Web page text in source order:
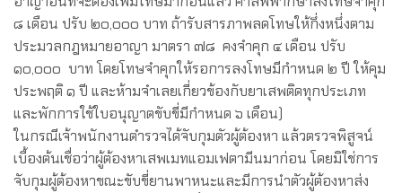
๘ เดือน ปรับ ๒๐,๐๐๐ บาท ถ้ารับสารภาพลดโทษให้กึ่งหนึ่งตาม
ประมวลกฎหมายอาญา มาตรา ๗๘ คงจำคุก ๔ เดือน ปรับ
๑๐,๐๐๐ บาท โดยโทษจำคุกให้รอการลงโทษมีกำหนด ๒ ปี ให้คุม
ประพฤติ ๑ ปี และห้ามจำเลยเกี่ยวข้องกับยาเสพติดทุกประเภท
และพักการใช้ใบอนุญาตขับขี่มีกำหนด ๖ เดือน)
ในกรณีเจ้าพนักงานตำรวจได้จับกุมตัวผู้ต้องหา แล้วตรวจพิสูจน์
เบื้องต้นเชื่อว่าผู้ต้องหาเสพเมทแอมเฟตามีนมาก่อน โดยมิใช่การ
จับกุมผู้ต้องหาขณะขับขี่ยานพาหนะและมีการนำตัวผู้ต้องหาส่ง